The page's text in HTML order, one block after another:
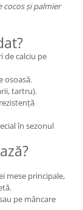
cocos și palmier
de calciu pe
osoasă.
tartru).
în sezonul
mese principale,
pe mâncare